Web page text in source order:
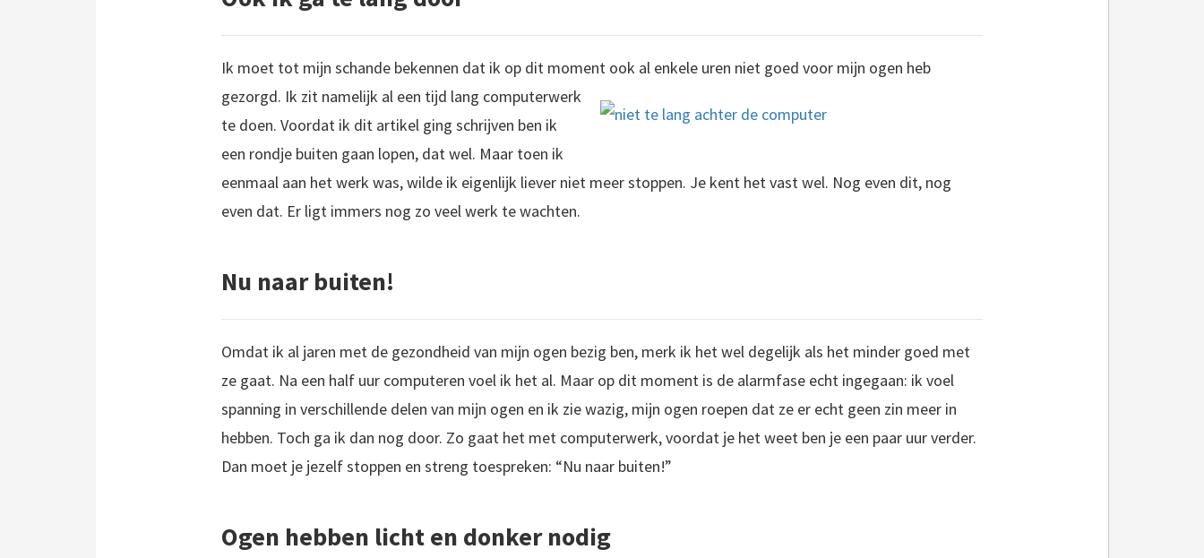
Ik moet tot mijn schande bekennen dat ik op dit moment ook al enkele uren niet goed voor mijn ogen heb
gezorgd. Ik zit namelijk al een tijd lang computerwerk
te doen. Voordat ik dit artikel ging schrijven ben ik
een rondje buiten gaan lopen, dat wel. Maar toen ik
eenmaal aan het werk was, wilde ik eigenlijk liever niet meer stoppen. Je kent het vast wel. Nog even dit, nog
even dat. Er ligt immers nog zo veel werk te wachten.
Nu naar buiten!
Omdat ik al jaren met de gezondheid van mijn ogen bezig ben, merk ik het wel degelijk als het minder goed met
ze gaat. Na een half uur computeren voel ik het al. Maar op dit moment is de alarmfase echt ingegaan: ik voel
spanning in verschillende delen van mijn ogen en ik zie wazig, mijn ogen roepen dat ze er echt geen zin meer in
hebben. Toch ga ik dan nog door. Zo gaat het met computerwerk, voordat je het weet ben je een paar uur verder.
Dan moet je jezelf stoppen en streng toespreken: “Nu naar buiten!”
Ogen hebben licht en donker nodig